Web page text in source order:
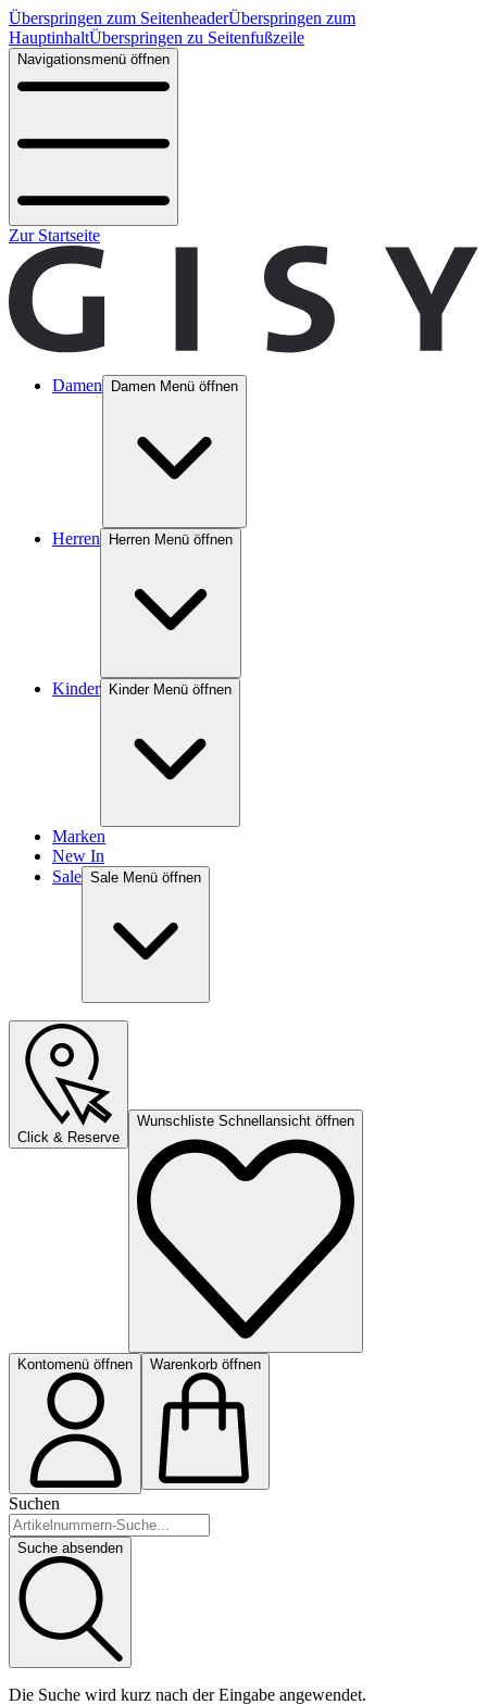
Überspringen zum SeitenheaderÜberspringen zum
HauptinhaltÜberspringen zu Seitenfußzeile
Navigationsmenü öffnen
Zur Startseite
Damen Damen Menü öffnen
Herren Herren Menü öffnen
Kinder Kinder Menü öffnen
Marken
New In
Sale Sale Menü öffnen
Click & Reserve
Wunschliste Schnellansicht öffnen
Kontomenü öffnen Warenkorb öffnen
Suchen
Suche absenden
Die Suche wird kurz nach der Eingabe angewendet.